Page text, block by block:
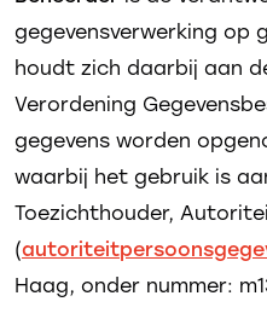
gegevensverwerking op
houdt zich daarbij aan
Verordening
gegevens worden
waarbij het gebruik is
Toezichthouder,
(
Haag, onder nummer: